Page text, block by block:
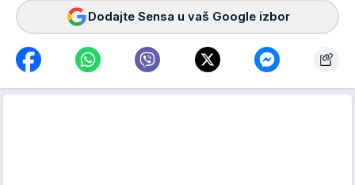
Dodajte Sensa u vaš Google izbor